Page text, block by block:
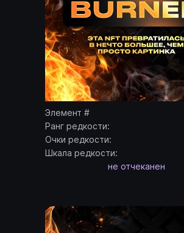
Элемент #
Ранг редкости:
Очки редкости:
Шкала редкости:
не отчеканен